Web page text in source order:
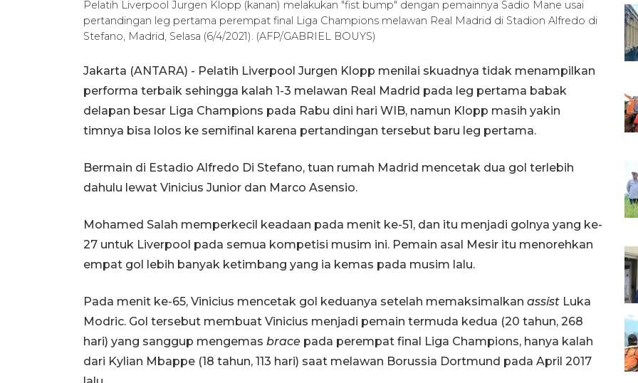
Pelatih Liverpool Jurgen Klopp (kanan) melakukan "fist bump" dengan pemainnya Sadio Mane usai
pertandingan leg pertama perempat final Liga Champions melawan Real Madrid di Stadion Alfredo di
Stefano, Madrid, Selasa (6/4/2021). (AFP/GABRIEL BOUYS)
Jakarta (ANTARA) - Pelatih Liverpool Jurgen Klopp menilai skuadnya tidak menampilkan
performa terbaik sehingga kalah 1-3 melawan Real Madrid pada leg pertama babak
delapan besar Liga Champions pada Rabu dini hari WIB, namun Klopp masih yakin
timnya bisa lolos ke semifinal karena pertandingan tersebut baru leg pertama.
Bermain di Estadio Alfredo Di Stefano, tuan rumah Madrid mencetak dua gol terlebih
dahulu lewat Vinicius Junior dan Marco Asensio.
Mohamed Salah memperkecil keadaan pada menit ke-51, dan itu menjadi golnya yang ke-
27 untuk Liverpool pada semua kompetisi musim ini. Pemain asal Mesir itu menorehkan
empat gol lebih banyak ketimbang yang ia kemas pada musim lalu.
Pada menit ke-65, Vinicius mencetak gol keduanya setelah memaksimalkan assist Luka
Modric. Gol tersebut membuat Vinicius menjadi pemain termuda kedua (20 tahun, 268
hari) yang sanggup mengemas brace pada perempat final Liga Champions, hanya kalah
dari Kylian Mbappe (18 tahun, 113 hari) saat melawan Borussia Dortmund pada April 2017